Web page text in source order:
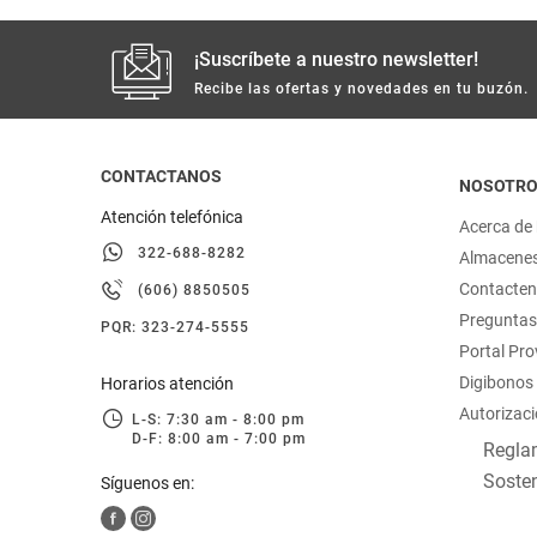
¡Suscríbete a nuestro newsletter!
Recibe las ofertas y novedades en tu buzón.
CONTACTANOS
Atención telefónica
322-688-8282
(606) 8850505
PQR: 323-274-5555
Horarios atención
L-S: 7:30 am - 8:00 pm
D-F: 8:00 am - 7:00 pm
Síguenos en:
Acerca
Portal
Digibonos